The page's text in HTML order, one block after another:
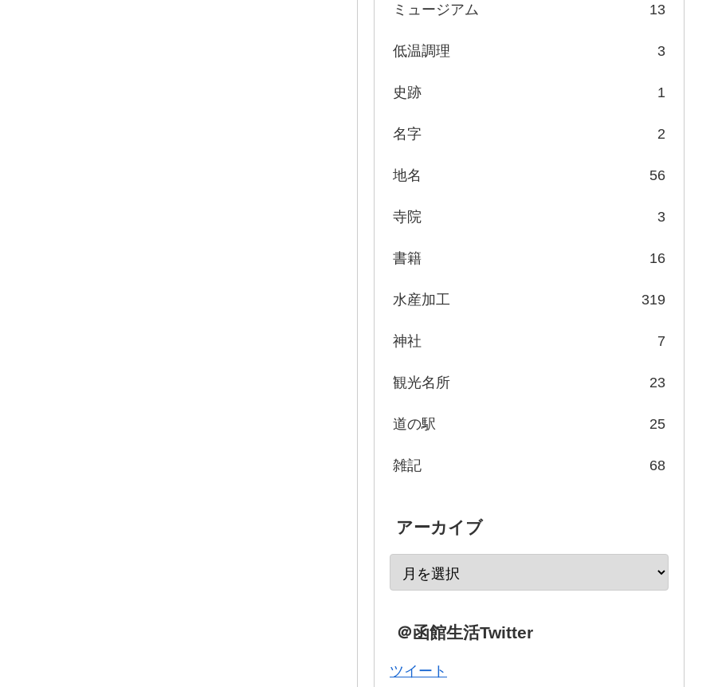
ミュージアム 13
低温調理 3
史跡 1
名字 2
地名 56
寺院 3
書籍 16
水産加工 319
神社 7
観光名所 23
道の駅 25
雑記 68
アーカイブ
＠函館生活Twitter
ツイート